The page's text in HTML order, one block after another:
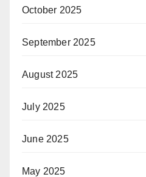
October 2025
September 2025
August 2025
July 2025
June 2025
May 2025